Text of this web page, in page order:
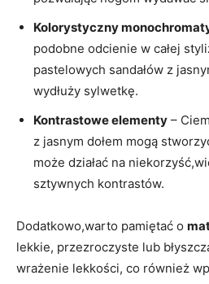
Kolorystyczny
podobne odcienie w całej
pastelowych sandałów z
wydłuży sylwetkę.
Kontrastowe elementy –
z jasnym dołem mogą
może działać na
sztywnych kontrastów.
Dodatkowo,warto pamiętać o
lekkie, przezroczyste lub
wrażenie lekkości, co również